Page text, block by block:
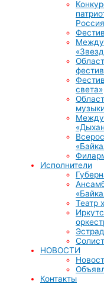
света»
Исполнители
Театр
НОВОСТИ
Контакты